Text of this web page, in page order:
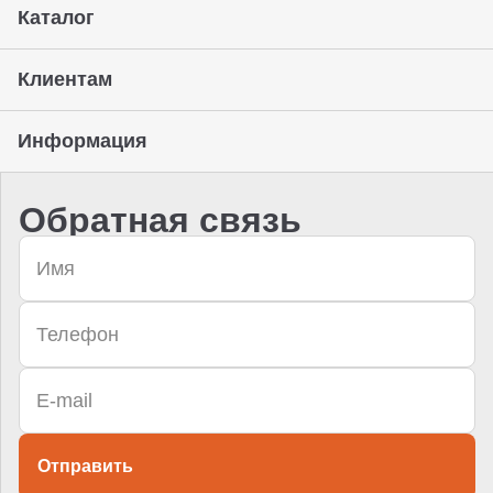
Каталог
Клиентам
Информация
Обратная связь
Отправить